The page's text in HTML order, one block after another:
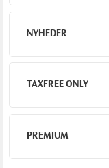
NYHEDER
TAXFREE ONLY
PREMIUM